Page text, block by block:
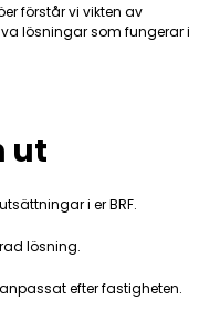
förstår vi vikten av
lösningar som fungerar i
ut
i er BRF.
lösning.
efter fastigheten.